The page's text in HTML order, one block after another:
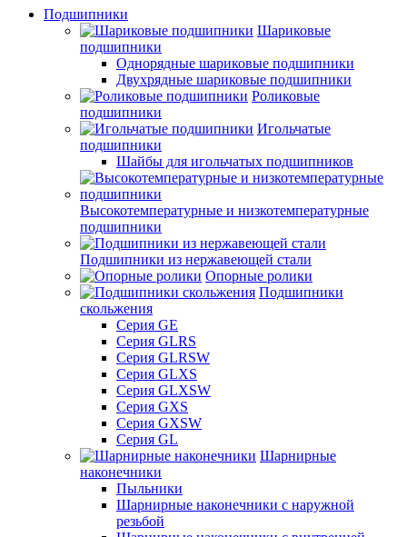
Подшипники
Шариковые
подшипники
Однорядные шариковые подшипники
Двухрядные шариковые подшипники
Роликовые
подшипники
Игольчатые
подшипники
Шайбы для игольчатых подшипников
Высокотемпературные и низкотемпературные
подшипники
Подшипники из нержавеющей стали
Опорные ролики
Подшипники
скольжения
Серия GE
Серия GLRS
Серия GLRSW
Серия GLXS
Серия GLXSW
Серия GXS
Серия GXSW
Серия GL
Шарнирные
наконечники
Пыльники
Шарнирные наконечники с наружной
резьбой